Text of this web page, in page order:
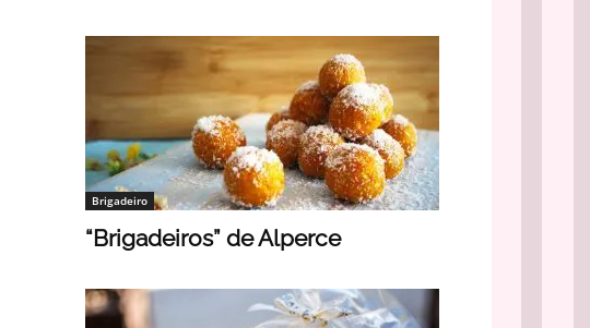
Brigadeiro
“Brigadeiros” de Alperce